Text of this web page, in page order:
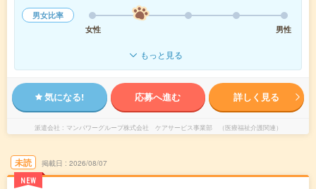
男女比率
女性
男性
もっと見る
気になる! 応募へ進む 詳しく見る
派遣会社 マンパワーグループ株式会社 ケアサービス事業部 （医療福祉介護関連）
未読
NEW
掲載日 2026/08/07